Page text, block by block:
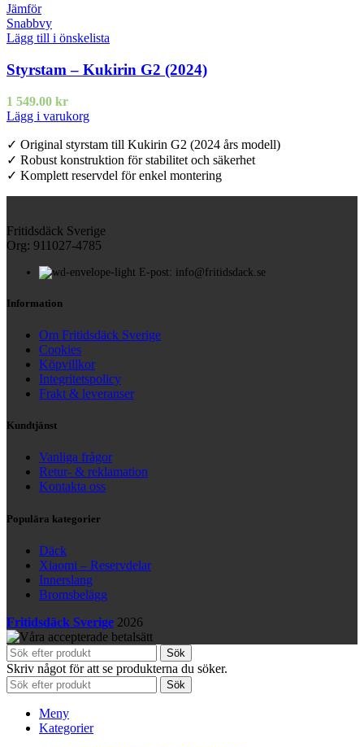
Jämför
Snabbvy
Lägg till i önskelista
Styrstam – Kukirin G2 (2024)
1 549.00 kr
Lägg i varukorg
✓ Original styrstam till Kukirin G2 (2024 års modell)
✓ Robust konstruktion för stabilitet och säkerhet
✓ Komplett reservdel för enkel montering
Fritidsdäck Sverige
Org: 911027-4785
E-post: info@fritidsdack.se
Information
Om Fritidsdäck Sverige
Cookies
Köpvillkor
Integritetspolicy
Frakt & leveranser
Kundtjänst
Vanliga frågor
Retur- & reklamation
Kontakta oss
Populära kategorier
Däck
Xiaomi – Reservdelar
Innerslang
Bromsbelägg
Fritidsdäck Sverige 2026
Sök
Skriv något för att se produkterna du söker.
Sök
Meny
Kategorier